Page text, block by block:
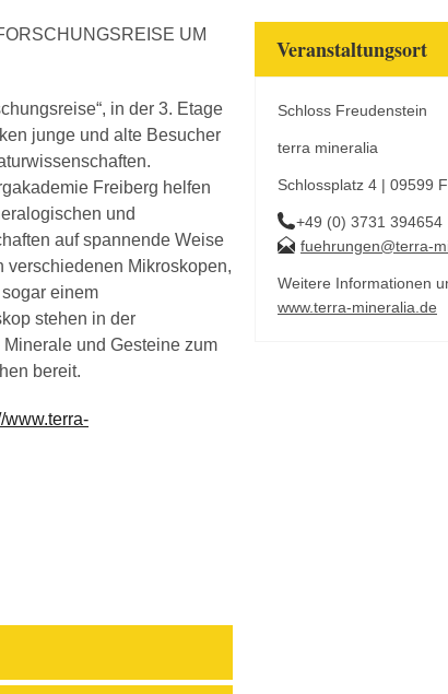
UM
in der 3. Etage
junge und alte Besucher
Freiberg helfen
und
auf spannende Weise
verschiedenen Mikroskopen,
einem
stehen in der
Minerale und Gesteine zum
bereit.
www.terra-
Veranstaltungsort
Schloss Freudenstein
terra mineralia
Schlossplatz 4 | 09599
+49 (0) 3731 394654
fuehrungen@terra-
Weitere Informationen
www.terra-mineralia.de